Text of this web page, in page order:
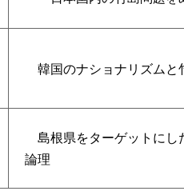
韓国のナショナリズムと
島根県をターゲットにし
論理